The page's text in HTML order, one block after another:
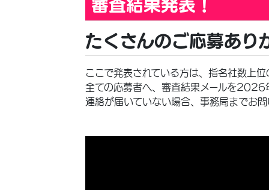
審査結果発表！
たくさんのご応募あり
ここで発表されている方は、指名社数上
全ての応募者へ、審査結果メールを2026
連絡が届いていない場合、事務局までお